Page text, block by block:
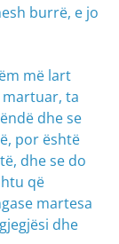
burrë, e jo
më lart
martuar, ta
dhe se
por është
dhe se do
që
martesa
dhe